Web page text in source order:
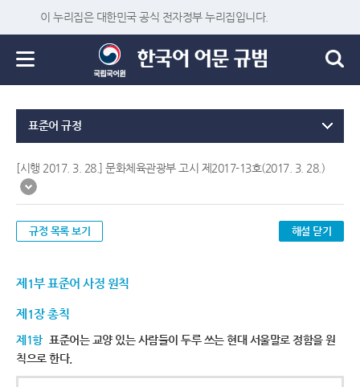
이 누리집은 대한민국 공식 전자정부 누리집입니다.
표준어 규정
[시행 2017. 3. 28.] 문화체육관광부 고시 제2017-13호(2017. 3. 28.)
규정 목록 보기 해설 닫기
제1부 표준어 사정 원칙
제1장 총칙
제1항 표준어는 교양 있는 사람들이 두루 쓰는 현대 서울말로 정함을 원
칙으로 한다.